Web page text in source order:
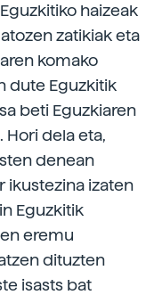
haizeak
zatikiak eta
komako
dute Eguzkitik
beti Eguzkiaren
Hori dela eta,
denean
ikustezina izaten
Eguzkitik
eremu
dituzten
isasts bat